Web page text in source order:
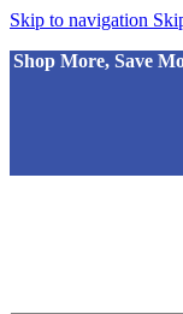
Skip to navigation
Shop More, Save